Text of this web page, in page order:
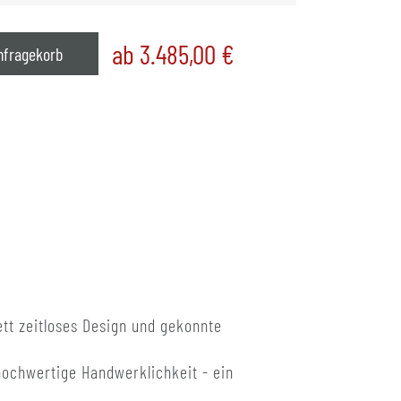
ab 3.485,00 €
zeitloses Design und gekonnte
Handwerklichkeit - ein